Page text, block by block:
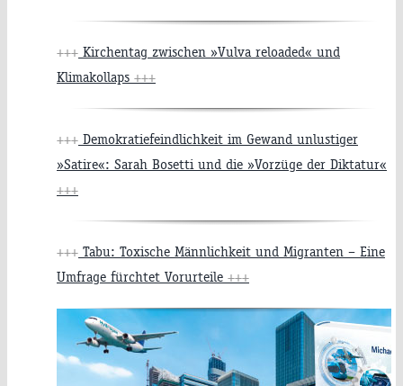
+++ Kirchentag zwischen »Vulva reloaded« und
Klimakollaps +++
+++ Demokratiefeindlichkeit im Gewand unlustiger
»Satire«: Sarah Bosetti und die »Vorzüge der Diktatur«
+++
+++ Tabu: Toxische Männlichkeit und Migranten – Eine
Umfrage fürchtet Vorurteile +++